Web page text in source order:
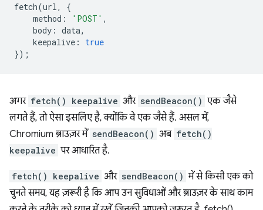
fetch(url ,
{
method : 'POST' ,
body : data,
keepalive :
true
});
अगर fetch() keepalive और sendBeacon() एक जैसे
लगते हैं, तो ऐसा इसलिए है, क्योंकि वे एक जैसे हैं. असल में,
Chromium ब्राउज़र में sendBeacon() अब fetch()
keepalive पर आधारित है.
fetch() keepalive और sendBeacon() में से किसी एक को
चुनते समय, यह ज़रूरी है कि आप उन सुविधाओं और ब्राउज़र के साथ काम